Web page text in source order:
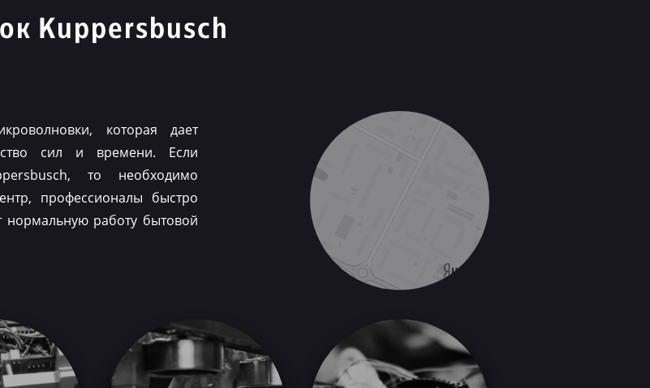
Kuppersbusch
которая дает
сил и времени. Если
то необходимо
профессионалы быстро
нормальную работу бытовой